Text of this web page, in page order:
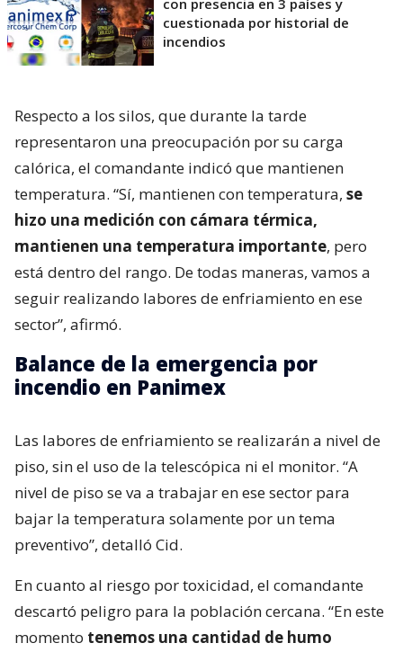
con presencia en 3 países y
cuestionada por historial de
incendios
Respecto a los silos, que durante la tarde
representaron una preocupación por su carga
calórica, el comandante indicó que mantienen
temperatura. “Sí, mantienen con temperatura, se
hizo una medición con cámara térmica,
mantienen una temperatura importante, pero
está dentro del rango. De todas maneras, vamos a
seguir realizando labores de enfriamiento en ese
sector”, afirmó.
Balance de la emergencia por
incendio en Panimex
Las labores de enfriamiento se realizarán a nivel de
piso, sin el uso de la telescópica ni el monitor. “A
nivel de piso se va a trabajar en ese sector para
bajar la temperatura solamente por un tema
preventivo”, detalló Cid.
En cuanto al riesgo por toxicidad, el comandante
descartó peligro para la población cercana. “En este
momento tenemos una cantidad de humo